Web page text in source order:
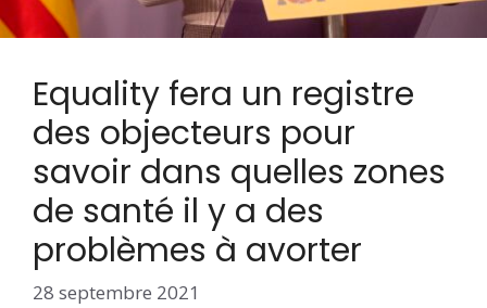
Equality fera un registre
des objecteurs pour
savoir dans quelles zones
de santé il y a des
problèmes à avorter
28 septembre 2021